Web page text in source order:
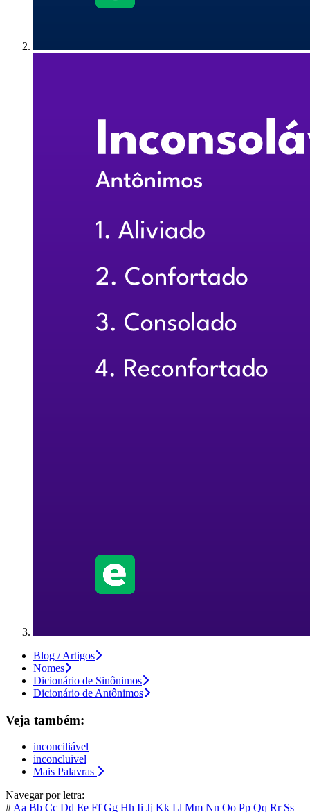
Blog / Artigos
Nomes
Dicionário de Sinônimos
Dicionário de Antônimos
Veja também:
inconciliável
inconcluivel
Mais Palavras
Navegar por letra:
#Aa Bb Cc Dd Ee FfGg Hh Ii Jj Kk Ll Mm Nn Oo Pp Qq Rr Ss